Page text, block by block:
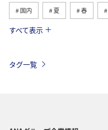
国内 夏 春
秋 ヤマメ
すべて表示
タグ一覧